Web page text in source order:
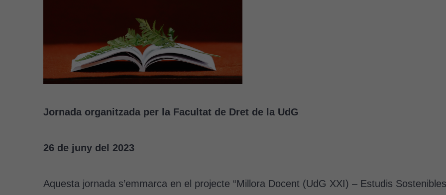
Jornada organitzada per la Facultat de Dret de la UdG
26 de juny del 2023
Aquesta jornada s’emmarca en el projecte “Millora Docent (UdG XXI) – Estudis